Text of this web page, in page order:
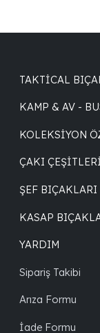
TAKTICAL
KAMP & AV -
KOLEKSIYON
ÇAKI
ŞEF BIÇAKLARI
KASAP
YARDIM
Sipariş Takibi
Arıza Formu
İade Formu